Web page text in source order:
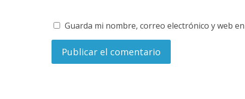
Guarda mi nombre, correo electrónico y web